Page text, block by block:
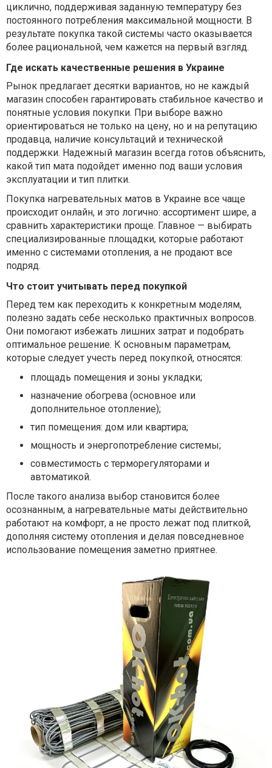
циклично, поддерживая заданную температуру без
постоянного потребления максимальной мощности. В
результате покупка такой системы часто оказывается
более рациональной, чем кажется на первый взгляд.
Где искать качественные решения в Украине
Рынок предлагает десятки вариантов, но не каждый
магазин способен гарантировать стабильное качество и
понятные условия покупки. При выборе важно
ориентироваться не только на цену, но и на репутацию
продавца, наличие консультаций и технической
поддержки. Надежный магазин всегда готов объяснить,
какой тип мата подойдет именно под ваши условия
эксплуатации и тип плитки.
Покупка нагревательных матов в Украине все чаще
происходит онлайн, и это логично: ассортимент шире, а
сравнить характеристики проще. Главное — выбирать
специализированные площадки, которые работают
именно с системами отопления, а не продают все
подряд.
Что стоит учитывать перед покупкой
Перед тем как переходить к конкретным моделям,
полезно задать себе несколько практичных вопросов.
Они помогают избежать лишних затрат и подобрать
оптимальное решение. К основным параметрам,
которые следует учесть перед покупкой, относятся:
площадь помещения и зоны укладки;
назначение обогрева (основное или
дополнительное отопление);
тип помещения: дом или квартира;
мощность и энергопотребление системы;
совместимость с терморегуляторами и
автоматикой.
После такого анализа выбор становится более
осознанным, а нагревательные маты действительно
работают на комфорт, а не просто лежат под плиткой,
дополняя систему отопления и делая повседневное
использование помещения заметно приятнее.